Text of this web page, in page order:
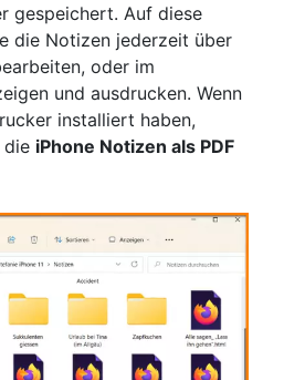
gespeichert. Auf diese
die Notizen jederzeit über
oder im
und ausdrucken. Wenn
installiert haben,
die iPhone Notizen als PDF